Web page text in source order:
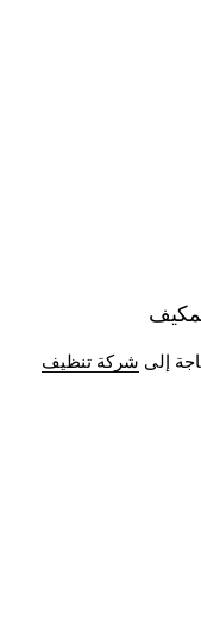
إلى شركة تنظيف